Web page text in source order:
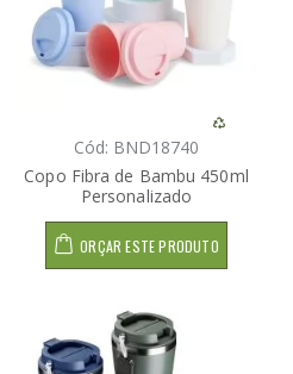
Cód: BND18740
Copo Fibra de Bambu 450ml
Personalizado
ORÇAR ESTE PRODUTO